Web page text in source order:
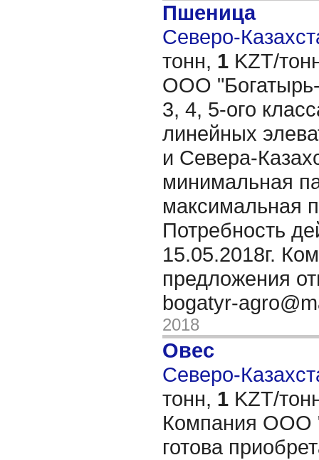
Пшеница
Северо-
тонн, 1 KZT/
ООО
3, 4, 5-ого
линейных
и Севера-
минимальная
максимальная
Потребность
15.05.2018г.
предложения
bogatyr-
2018
Овес
Северо-
тонн, 1 KZT/
Компания ООО
готова